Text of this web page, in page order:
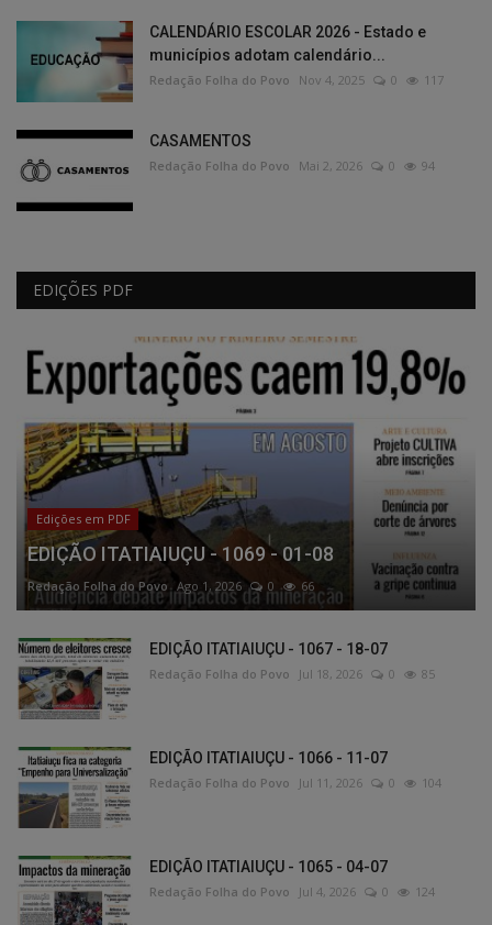
CALENDÁRIO ESCOLAR 2026 - Estado e
municípios adotam calendário...
Redação Folha do Povo Nov 4, 2025 0 117
CASAMENTOS
Redação Folha do Povo Mai 2, 2026 0 94
EDIÇÕES PDF
Edições em PDF
EDIÇÃO ITATIAIUÇU - 1069 - 01-08
Redação Folha do Povo Ago 1, 2026 0 66
EDIÇÃO ITATIAIUÇU - 1067 - 18-07
Redação Folha do Povo Jul 18, 2026 0 85
EDIÇÃO ITATIAIUÇU - 1066 - 11-07
Redação Folha do Povo Jul 11, 2026 0 104
EDIÇÃO ITATIAIUÇU - 1065 - 04-07
Redação Folha do Povo Jul 4, 2026 0 124